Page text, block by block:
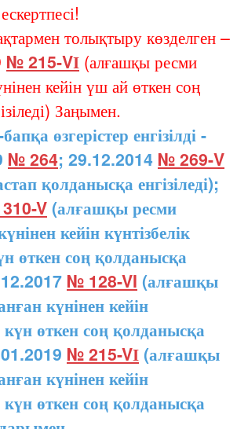
толықтыру көзделген –
№ 215-VІ (алғашқы ресми
кейін үш ай өткен соң
Заңымен.
өзгерістер енгізілді -
№ 264; 29.12.2014 № 269-V
қолданысқа енгізіледі);
V (алғашқы ресми
кейін күнтізбелік
өткен соң қолданысқа
№ 128-VI (алғашқы
күнінен кейін
күн өткен соң қолданысқа
№ 215-VІ (алғашқы
күнінен кейін
күн өткен соң қолданысқа